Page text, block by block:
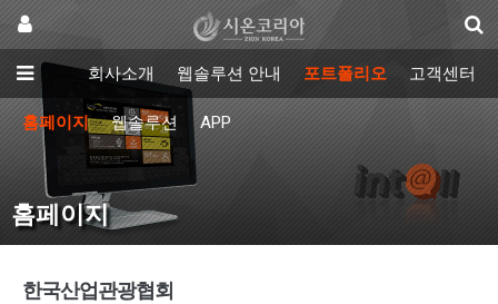
회사소개 웹솔루션 안내 포트폴리오 고객센터
홈페이지 웹솔루션 APP
홈페이지
한국산업관광협회